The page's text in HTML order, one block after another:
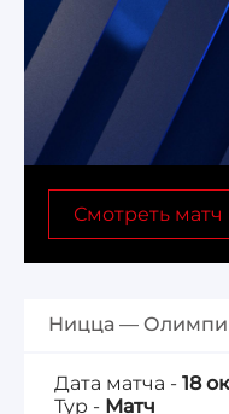
Лига Европы УЕФА
Лига конференций
Лига 1, Чемпионат
Бундеслига,
Смотреть матч
Ницца —
Дата матча - 18
Тур - Матч